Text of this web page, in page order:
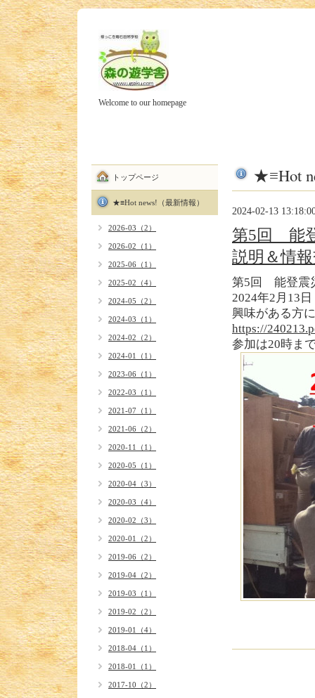
Welcome to our homepage
★≡Hot
2024-02-13
第5回 能
説明＆情
第5回 能登震
2024年2月13
興味がある方
https://
参加は20時ま
トップページ
★≡Hot news!（最新情報）
2026-03（2）
2026-02（1）
2025-06（1）
2025-02（4）
2024-05（2）
2024-03（1）
2024-02（2）
2024-01（1）
2023-06（1）
2022-03（1）
2021-07（1）
2021-06（2）
2020-11（1）
2020-05（1）
2020-04（3）
2020-03（4）
2020-02（3）
2020-01（2）
2019-06（2）
2019-04（2）
2019-03（1）
2019-02（2）
2019-01（4）
2018-04（1）
2018-01（1）
2017-10（2）